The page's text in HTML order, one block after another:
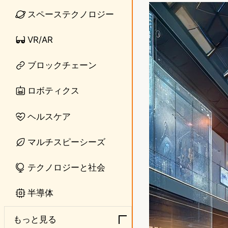
スペーステクノロジー
VR/AR
ブロックチェーン
ロボティクス
ヘルスケア
マルチスピーシーズ
テクノロジーと社会
半導体
もっと見る
n
e
s
o
d
o
n